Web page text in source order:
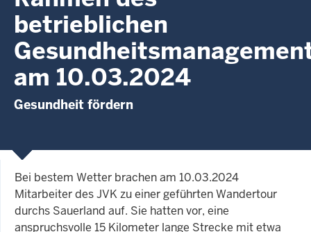
betrieblichen
am 10.03.2024
Gesundheit fördern
Bei bestem Wetter brachen am 10.03.2024
Mitarbeiter des JVK zu einer geführten Wandertour
durchs Sauerland auf. Sie hatten vor, eine
anspruchsvolle 15 Kilometer lange Strecke mit etwa